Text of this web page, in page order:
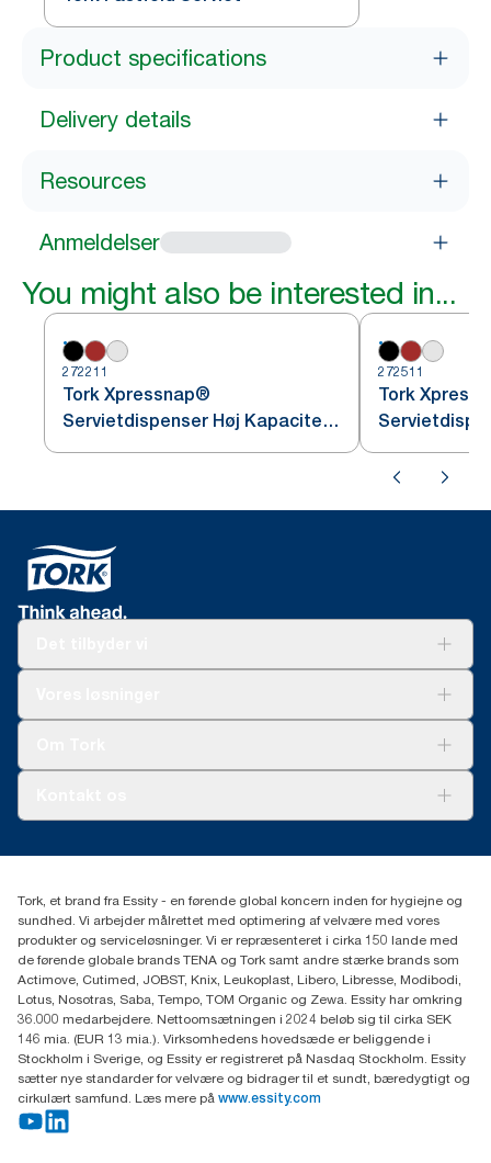
Product specifications
Delivery details
Resources
Anmeldelser
You might also be interested in...
272211
Tork Xpressnap®
Servietdispenser Høj Kapacitet,
Sort N4
272511
Tork
Smiley-rapport
(+45) 48 16 82 44
Professional Hygiene
Gydevang 33
DK-3450 Allerød
Tork, et brand fra Essity - en førende global koncern inden for hygiejne og
sundhed. Vi arbejder målrettet med optimering af velvære med vores
produkter og serviceløsninger. Vi er repræsenteret i cirka 150 lande med
de førende globale brands TENA og Tork samt andre stærke brands som
Actimove, Cutimed, JOBST, Knix, Leukoplast, Libero, Libresse, Modibodi,
Lotus, Nosotras, Saba, Tempo, TOM Organic og Zewa. Essity har omkring
36.000 medarbejdere. Nettoomsætningen i 2024 beløb sig til cirka SEK
146 mia. (EUR 13 mia.). Virksomhedens hovedsæde er beliggende i
Stockholm i Sverige, og Essity er registreret på Nasdaq Stockholm. Essity
sætter nye standarder for velvære og bidrager til et sundt, bæredygtigt og
cirkulært samfund. Læs mere på www.essity.com